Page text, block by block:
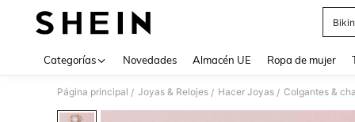
Categorías Novedades Almacén UE Ropa de mujer
Página principal / Joyas & Relojes / Hacer Joyas / Colgantes &